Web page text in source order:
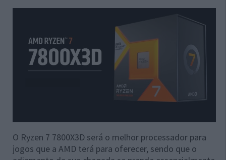
O Ryzen 7 7800X3D será o melhor processador para
jogos que a AMD terá para oferecer, sendo que o